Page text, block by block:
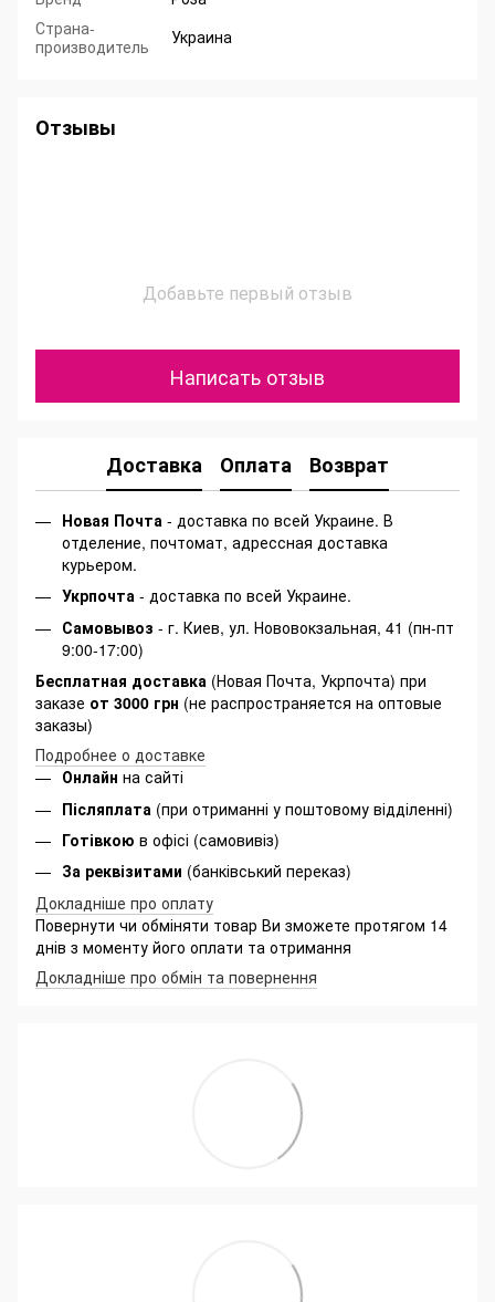
Страна-
производитель
Украина
Отзывы
Добавьте первый отзыв
Написать отзыв
Доставка Оплата Возврат
Новая Почта - доставка по всей Украине. В
отделение, почтомат, адрессная доставка
курьером.
Укрпочта - доставка по всей Украине.
Самовывоз - г. Киев, ул. Нововокзальная, 41 (пн-пт
9:00-17:00)
Бесплатная доставка (Новая Почта, Укрпочта) при
заказе от 3000 грн (не распространяется на оптовые
заказы)
Подробнее о доставке
Онлайн на сайті
Післяплата (при отриманні у поштовому відділенні)
Готівкою в офісі (самовивіз)
За реквізитами (банківський переказ)
Докладніше про оплату
Повернути чи обміняти товар Ви зможете протягом 14
днів з моменту його оплати та отримання
Докладніше про обмін та повернення